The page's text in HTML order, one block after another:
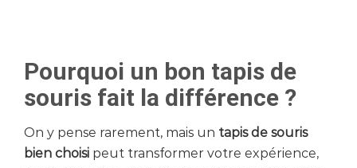
Pourquoi un bon tapis de
souris fait la différence ?
On y pense rarement, mais un tapis de souris
bien choisi peut transformer votre expérience,